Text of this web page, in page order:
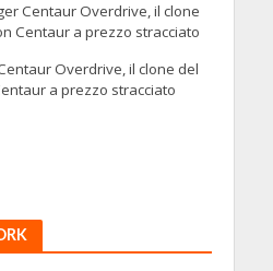
Centaur Overdrive, il clone
Centaur a prezzo stracciato
Overdrive, il clone del
a prezzo stracciato